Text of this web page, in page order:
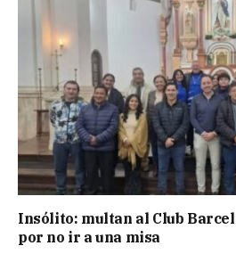
Insólito: multan al Club
por no ir a una misa